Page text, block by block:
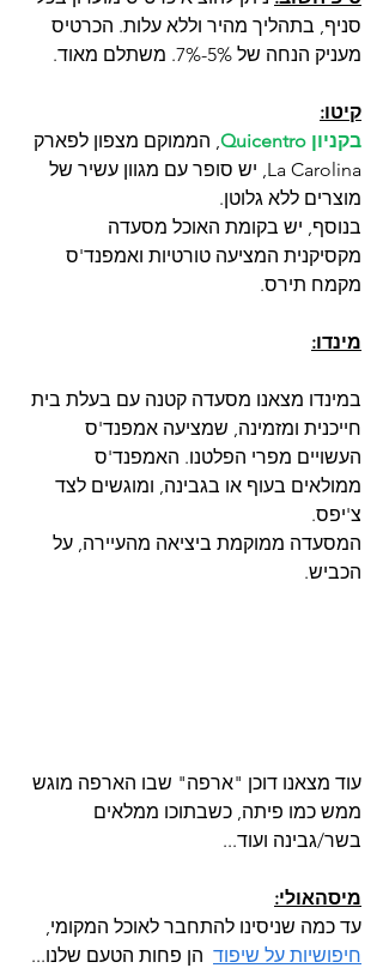
סניף, בתהליך מהיר וללא עלות. הכרטיס
מעניק הנחה של 5%-7%. משתלם מאוד.
קיטו:
בקניון Quicentro
, הממוקם מצפון לפארק
La Carolina, יש סופר עם מגוון עשיר של
מוצרים ללא גלוטן.
בנוסף, יש בקומת האוכל מסעדה
מקסיקנית המציעה טורטיות ואמפנד'ס
מקמח תירס.
מינדו:
במינדו מצאנו מסעדה קטנה עם בעלת בית
חייכנית ומזמינה, שמציעה אמפנד'ס
העשויים מפרי הפלטנו. האמפנד'ס
ממולאים בעוף או בגבינה, ומוגשים לצד
צ'יפס.
המסעדה ממוקמת ביציאה מהעיירה, על
הכביש.
עוד מצאנו דוכן "ארפה" שבו הארפה מוגש
ממש כמו פיתה, כשבתוכו ממלאים
בשר/גבינה ועוד...
מיסהאולי:
עד כמה שניסינו להתחבר לאוכל המקומי,
חיפושיות על שיפוד הן פחות הטעם שלנו...